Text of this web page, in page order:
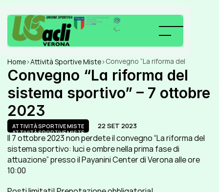
Home>Attività Sportive Miste>Convegno “La riforma del
sistema sportivo” – 7 ottobre
2023
Convegno “La riforma del
sistema sportivo” – 7 ottobre
2023
ATTIVITÀ SPORTIVE MISTE
ATTIVITÀ SPORTIVE MISTE
22 SET 2023
Il 7 ottobre 2023 non perdete il convegno “La riforma del
sistema sportivo: luci e ombre nella prima fase di
attuazione” presso il Payanini Center di Verona alle ore
10:00